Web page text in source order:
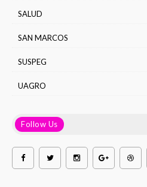
SALUD
SAN MARCOS
SUSPEG
UAGRO
Follow Us